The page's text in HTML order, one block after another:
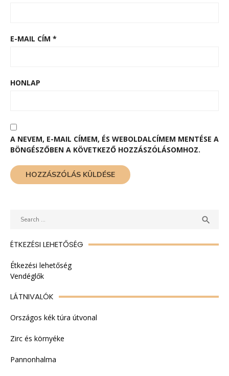
E-MAIL CÍM *
HONLAP
A NEVEM, E-MAIL CÍMEM, ÉS WEBOLDALCÍMEM MENTÉSE A
BÖNGÉSZŐBEN A KÖVETKEZŐ HOZZÁSZÓLÁSOMHOZ.
Search

ÉTKEZÉSI LEHETŐSÉG
Étkezési lehetőség
Vendéglők
LÁTNIVALÓK
Országos kék túra útvonal
Zirc és környéke
Pannonhalma